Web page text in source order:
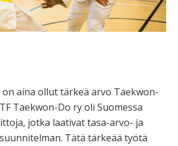
aina ollut tärkeä arvo Taekwon-
Taekwon-Do ry oli Suomessa
jotka laativat tasa-arvo- ja
Tätä tärkeää työtä